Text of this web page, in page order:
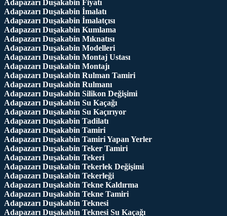
Adapazarı Duşakabin Fiyatı
Adapazarı Duşakabin İmalatı
Adapazarı Duşakabin İmalatçısı
Adapazarı Duşakabin Kumlama
Adapazarı Duşakabin Mıknatısı
Adapazarı Duşakabin Modelleri
Adapazarı Duşakabin Montaj Ustası
Adapazarı Duşakabin Montajı
Adapazarı Duşakabin Rulman Tamiri
Adapazarı Duşakabin Rulmanı
Adapazarı Duşakabin Silikon Değişimi
Adapazarı Duşakabin Su Kaçağı
Adapazarı Duşakabin Su Kaçırıyor
Adapazarı Duşakabin Tadilatı
Adapazarı Duşakabin Tamiri
Adapazarı Duşakabin Tamiri Yapan Yerler
Adapazarı Duşakabin Teker Tamiri
Adapazarı Duşakabin Tekeri
Adapazarı Duşakabin Tekerlek Değişimi
Adapazarı Duşakabin Tekerleği
Adapazarı Duşakabin Tekne Kaldırma
Adapazarı Duşakabin Tekne Tamiri
Adapazarı Duşakabin Teknesi
Adapazarı Duşakabin Teknesi Su Kaçağı